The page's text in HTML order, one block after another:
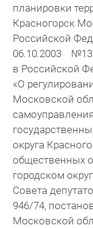
планировки
Красногорск
Российской
06.10.2003
в Российской
«О
Московской
округа
общественных
городском
Совета
946/74,
Московской